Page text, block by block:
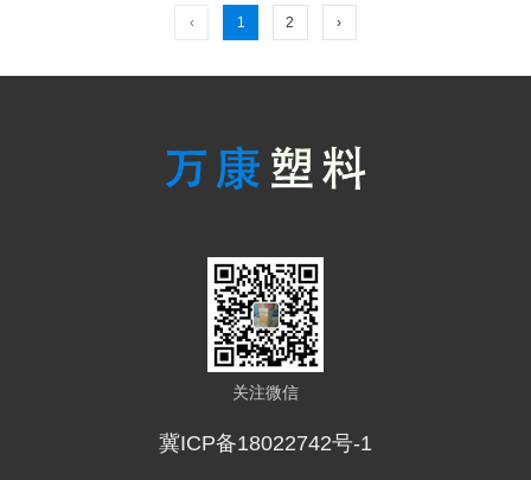
‹ 1 2 ›
关注微信
冀ICP备18022742号-1